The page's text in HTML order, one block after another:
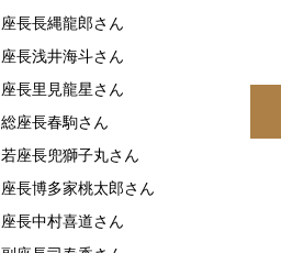
座長長縄龍郎さん
座長浅井海斗さん
座長里見龍星さん
総座長春駒さん
若座長兜獅子丸さん
座長博多家桃太郎さん
座長中村喜道さん